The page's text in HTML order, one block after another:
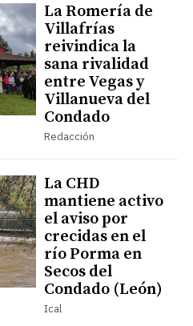
La Romería de
Villafrías
reivindica la
sana rivalidad
entre Vegas y
Villanueva del
Condado
Redacción
La CHD
mantiene activo
el aviso por
crecidas en el
río Porma en
Secos del
Condado (León)
Ical